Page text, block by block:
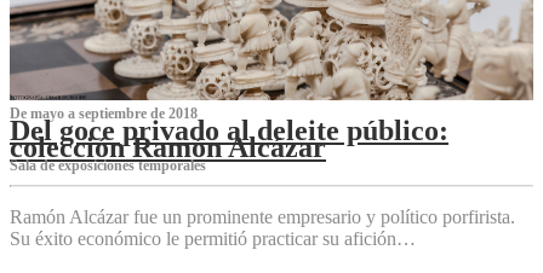
De mayo a septiembre de 2018
Del goce privado al deleite público:
colección Ramón Alcázar
Sala de exposiciones temporales
Ramón Alcázar fue un prominente empresario y político porfirista.
Su éxito económico le permitió practicar su afición…